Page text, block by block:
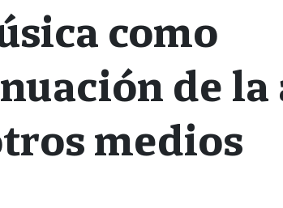
como
de la
medios